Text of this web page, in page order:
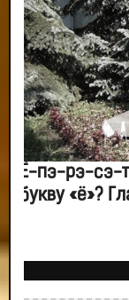
Ё-пэ-рэ-сэ-
букву «ё»?